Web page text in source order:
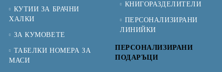
КУТИИ ЗА БРАЧНИ
ХАЛКИ
ЗА КУМОВЕТЕ
ТАБЕЛКИ НОМЕРА ЗА
МАСИ
КНИГОРАЗДЕЛИТЕЛИ
ПЕРСОНАЛИЗИРАНИ
ЛИНИЙКИ
ПЕРСОНАЛИЗИРАНИ
ПОДАРЪЦИ